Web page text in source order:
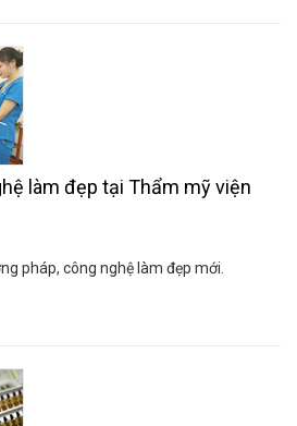
làm đẹp tại Thẩm mỹ viện
pháp, công nghệ làm đẹp mới.